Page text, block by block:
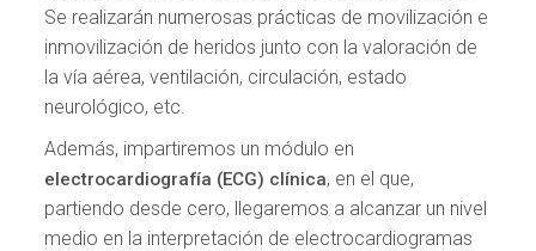
Se realizarán numerosas prácticas de movilización e
inmovilización de heridos junto con la valoración de
la vía aérea, ventilación, circulación, estado
neurológico, etc.
Además, impartiremos un módulo en
electrocardiografía (ECG) clínica, en el que,
partiendo desde cero, llegaremos a alcanzar un nivel
medio en la interpretación de electrocardiogramas